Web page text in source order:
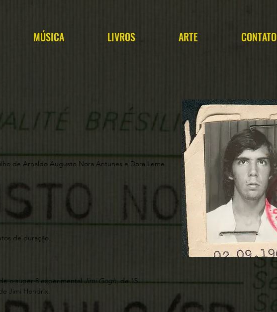
MÚSICA LIVROS ARTE CONTATO
de Arnaldo Augusto Nora Antunes e Dora Leme
de duração.
o super 8 experimental Jimi Gogh, de 15
Jimi Hendrix.